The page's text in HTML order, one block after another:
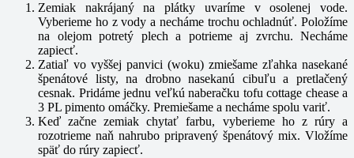
Zemiak nakrájaný na plátky uvaríme v osolenej vode.
Vyberieme ho z vody a necháme trochu ochladnúť. Položíme
na olejom potretý plech a potrieme aj zvrchu. Necháme
zapiecť.
Zatiaľ vo vyššej panvici (woku) zmiešame zľahka nasekané
špenátové listy, na drobno nasekanú cibuľu a pretlačený
cesnak. Pridáme jednu veľkú naberačku tofu cottage chease a
3 PL pimento omáčky. Premiešame a necháme spolu variť.
Keď začne zemiak chytať farbu, vyberieme ho z rúry a
rozotrieme naň nahrubo pripravený špenátový mix. Vložíme
späť do rúry zapiecť.